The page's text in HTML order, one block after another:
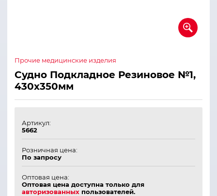
Прочие медицинские изделия
Судно Подкладное Резиновое №1,
430х350мм
Артикул:
5662
Розничная цена:
По запросу
Оптовая цена:
Оптовая цена доступна только для
авторизованных пользователей.